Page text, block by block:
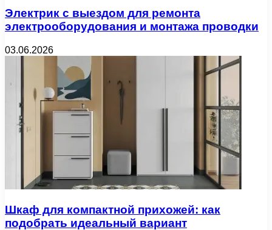
Электрик с выездом для ремонта
электрооборудования и монтажа проводки
03.06.2026
Шкаф для компактной прихожей: как
подобрать идеальный вариант